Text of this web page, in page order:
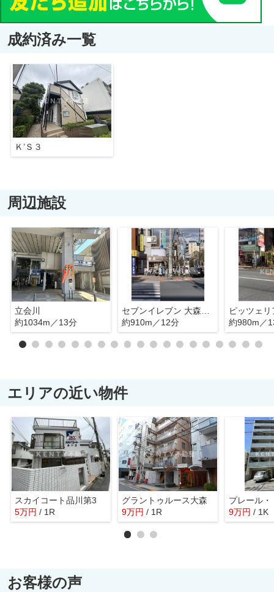
成約済み一覧
Ｋ’Ｓ３
周辺施設
立会川
約1034m／13分
約910m／12分
ピッツェ
約980m／
エリアの近い物件
スカイコート品川第3
5万円 / 1R
グラントゥルース大森
9万円 / 1R 9万円 / 1K
お客様の声